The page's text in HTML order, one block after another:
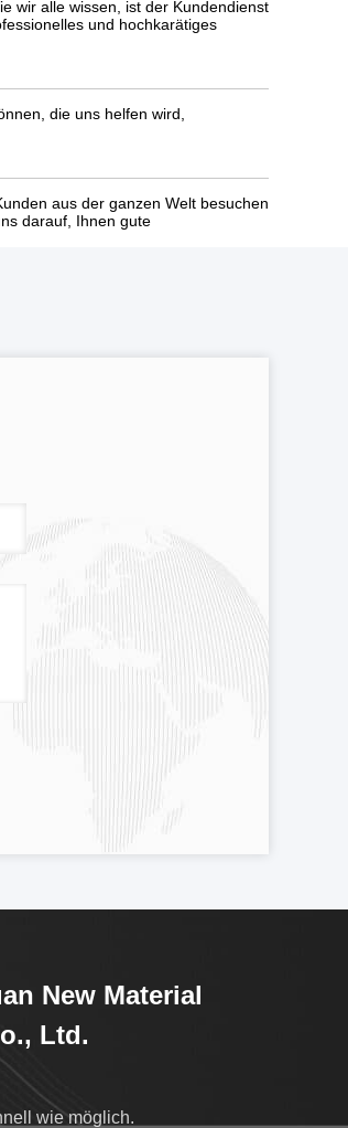
wir alle wissen, ist der Kundendienst
und hochkarätiges
die uns helfen wird,
aus der ganzen Welt besuchen
darauf, Ihnen gute
New Material
Ltd.
wie möglich.